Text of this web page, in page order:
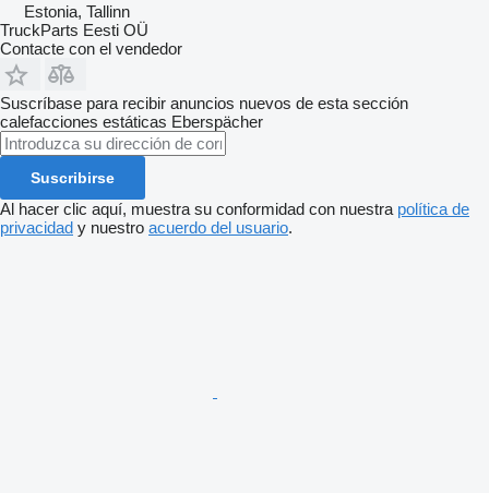
Estonia, Tallinn
TruckParts Eesti OÜ
Contacte con el vendedor
Suscríbase para recibir anuncios nuevos de esta sección
calefacciones estáticas Eberspächer
Suscribirse
Al hacer clic aquí, muestra su conformidad con nuestra política de
privacidad y nuestro acuerdo del usuario.